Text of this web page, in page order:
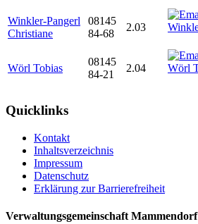
Winkler-Pangerl
Christiane
08145
84-68
2.03
Wörl Tobias
08145
84-21
2.04
Quicklinks
Kontakt
Inhaltsverzeichnis
Impressum
Datenschutz
Erklärung zur Barrierefreiheit
Verwaltungsgemeinschaft Mammendorf